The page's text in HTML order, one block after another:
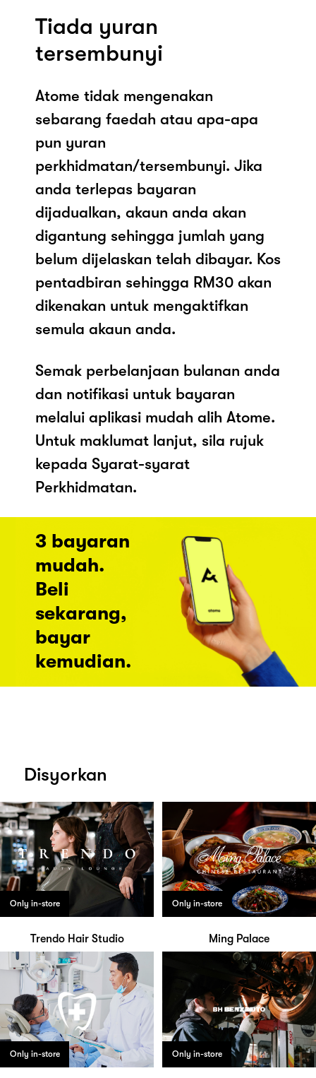
Tiada yuran
tersembunyi
Atome tidak mengenakan
sebarang faedah atau apa-apa
pun yuran
perkhidmatan/tersembunyi. Jika
anda terlepas bayaran
dijadualkan, akaun anda akan
digantung sehingga jumlah yang
belum dijelaskan telah dibayar. Kos
pentadbiran sehingga RM30 akan
dikenakan untuk mengaktifkan
semula akaun anda.
Semak perbelanjaan bulanan anda
dan notifikasi untuk bayaran
melalui aplikasi mudah alih Atome.
Untuk maklumat lanjut, sila rujuk
kepada Syarat-syarat
Perkhidmatan.
3 bayaran
mudah.
Beli
sekarang,
bayar
kemudian.
Disyorkan
Only in-store
Trendo Hair Studio
Only in-store
Ming Palace
Only in-store Only in-store